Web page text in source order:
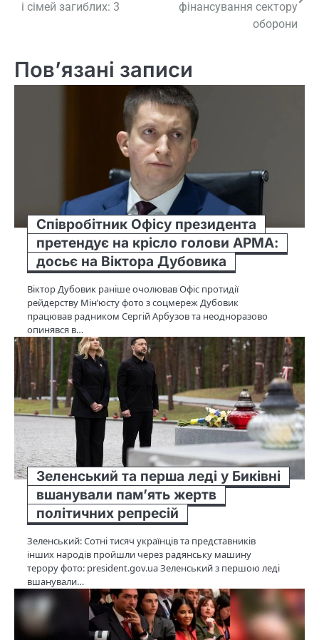
і сімей загиблих: 3
фінансування сектору
оборони
Пов’язані записи
Співробітник Офісу президента
претендує на крісло голови АРМА:
досьє на Віктора Дубовика
Віктор Дубовик раніше очолював Офіс протидії
рейдерству Мін’юсту фото з соцмереж Дубовик
працював радником Сергій Арбузов та неодноразово
опинявся в…
Зеленський та перша леді у Биківні
вшанували пам’ять жертв
політичних репресій
Зеленський: Сотні тисяч українців та представників
інших народів пройшли через радянську машину
терору фото: president.gov.ua Зеленський з першою леді
вшанували…